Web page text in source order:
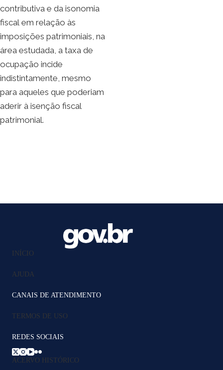
contributiva e da isonomia
fiscal em relação às
imposições patrimoniais, na
área estudada, a taxa de
ocupação incide
indistintamente, mesmo
para aqueles que poderiam
aderir à isenção fiscal
patrimonial.
INÍCIO
AJUDA
CANAIS DE ATENDIMENTO
TERMOS DE USO
REDES SOCIAIS
ACERVO HISTÓRICO